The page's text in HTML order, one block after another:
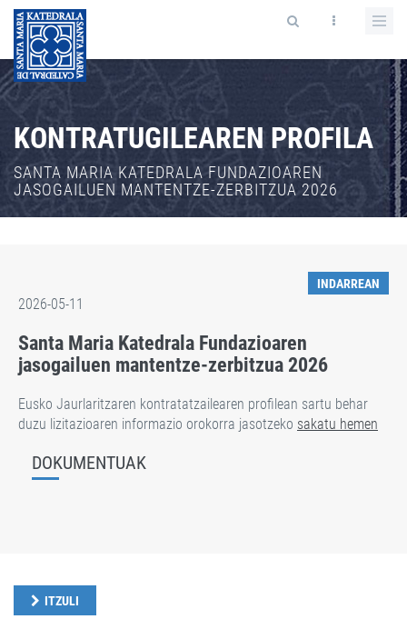
KONTRATUGILEAREN PROFILA
SANTA MARIA KATEDRALA FUNDAZIOAREN
JASOGAILUEN MANTENTZE-ZERBITZUA 2026
INDARREAN
2026-05-11
Santa Maria Katedrala Fundazioaren
jasogailuen mantentze-zerbitzua 2026
Eusko Jaurlaritzaren kontratatzailearen profilean sartu behar
duzu lizitazioaren informazio orokorra jasotzeko sakatu hemen
DOKUMENTUAK
ITZULI